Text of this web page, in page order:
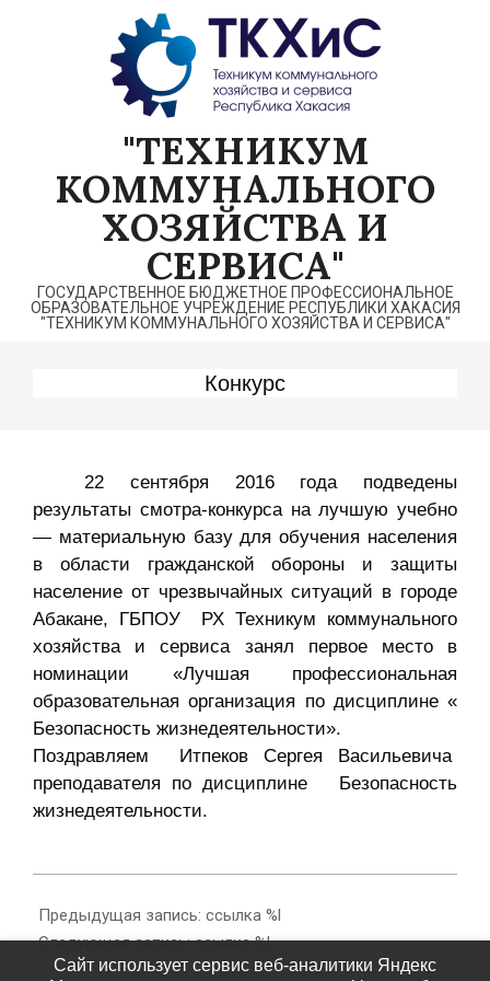
"ТЕХНИКУМ
КОММУНАЛЬНОГО
ХОЗЯЙСТВА И
СЕРВИСА"
ГОСУДАРСТВЕННОЕ БЮДЖЕТНОЕ ПРОФЕССИОНАЛЬНОЕ
ОБРАЗОВАТЕЛЬНОЕ УЧРЕЖДЕНИЕ РЕСПУБЛИКИ ХАКАСИЯ
"ТЕХНИКУМ КОММУНАЛЬНОГО ХОЗЯЙСТВА И СЕРВИСА"
Конкурс
22 сентября 2016 года подведены
результаты смотра-конкурса на лучшую учебно
— материальную базу для обучения населения
в области гражданской обороны и защиты
население от чрезвычайных ситуаций в городе
Абакане, ГБПОУ РХ Техникум коммунального
хозяйства и сервиса занял первое место в
номинации «Лучшая профессиональная
образовательная организация по дисциплине «
Безопасность жизнедеятельности».
Поздравляем Итпеков Сергея Васильевича
преподавателя по дисциплине Безопасность
жизнедеятельности.
09-
28
Предыдущая запись: ссылка %l
Следующая запись: ссылка %l
Сайт использует сервис веб-аналитики Яндекс